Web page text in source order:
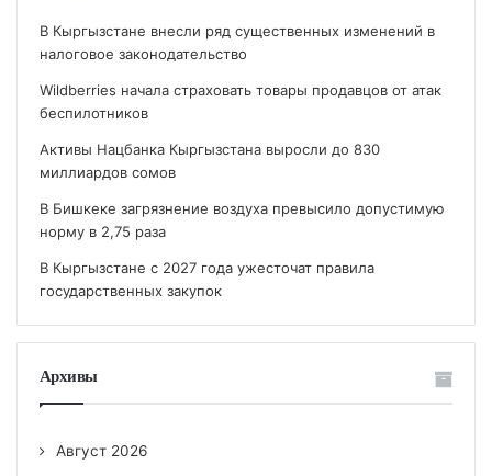
В Кыргызстане внесли ряд существенных изменений в
налоговое законодательство
Wildberries начала страховать товары продавцов от атак
беспилотников
Активы Нацбанка Кыргызстана выросли до 830
миллиардов сомов
В Бишкеке загрязнение воздуха превысило допустимую
норму в 2,75 раза
В Кыргызстане с 2027 года ужесточат правила
государственных закупок
Архивы
Август 2026